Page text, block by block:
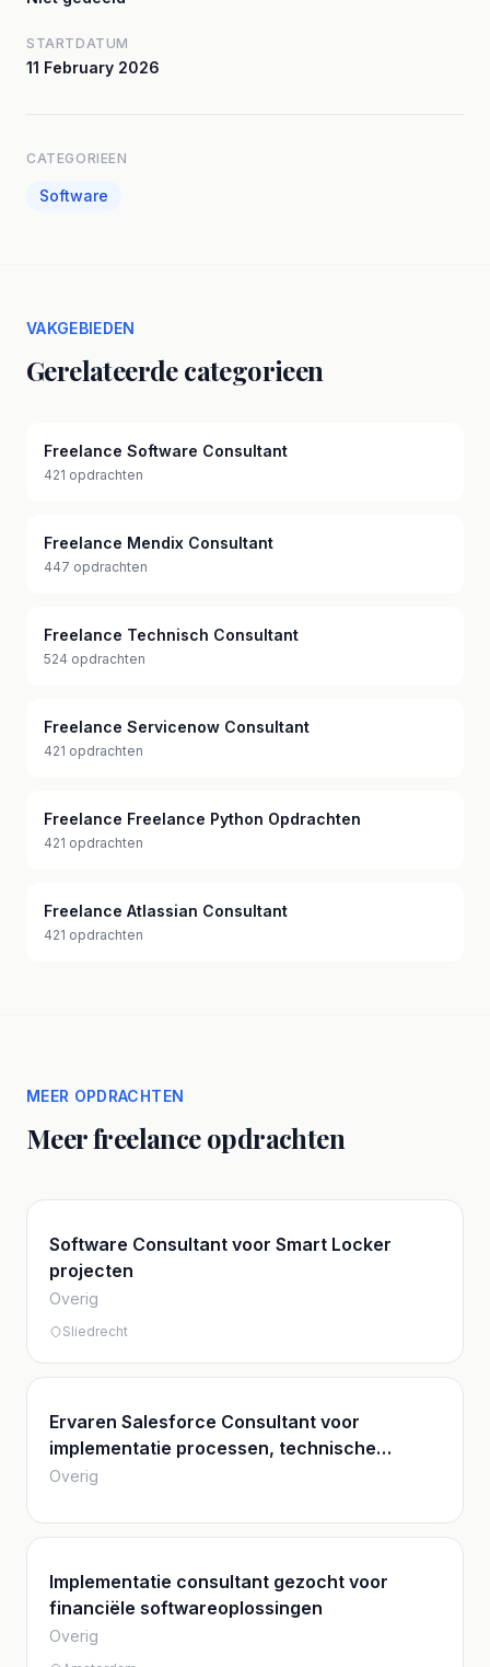
STARTDATUM
11 February 2026
CATEGORIEEN
Software
VAKGEBIEDEN
Gerelateerde categorieen
Freelance Software Consultant
421 opdrachten
Freelance Mendix Consultant
447 opdrachten
Freelance Technisch Consultant
524 opdrachten
Freelance Servicenow Consultant
421 opdrachten
Freelance Freelance Python Opdrachten
421 opdrachten
Freelance Atlassian Consultant
421 opdrachten
MEER OPDRACHTEN
Meer freelance opdrachten
Software Consultant voor Smart Locker
projecten
Overig
Sliedrecht
Ervaren Salesforce Consultant voor
implementatie processen, technische
ontwerp, architectuur en interfaces
Overig
Implementatie consultant gezocht voor
financiële softwareoplossingen
Overig